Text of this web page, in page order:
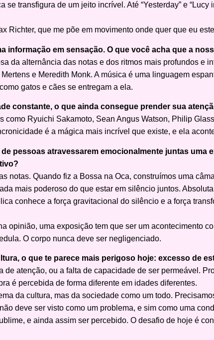
se transfigura de um jeito incrível. Até “Yesterday” e “Lucy
Richter, que me põe em movimento onde quer que eu
informação em sensação. O que você acha que a
da alternância das notas e dos ritmos mais profundos e
e Meredith Monk. A música é uma linguagem
gatos e cães se entregam a ela.
constante, o que ainda consegue prender sua
como Ryuichi Sakamoto, Sean Angus Watson, Philip
é a mágica mais incrível que existe, e ela
pessoas atravessarem emocionalmente juntas uma
notas. Quando fiz a Bossa na Oca, construímos uma
mais poderoso do que estar em silêncio juntos.
conhece a força gravitacional do silêncio e a força
opinião, uma exposição tem que ser um acontecimento
O corpo nunca deve ser negligenciado.
o que te parece mais perigoso hoje: excesso de
de atenção, ou a falta de capacidade de ser permeável.
é percebida de forma diferente em idades diferentes.
da cultura, mas da sociedade como um todo.
deve ser visto como um problema, e sim como uma
e ainda assim ser percebido. O desafio de hoje é